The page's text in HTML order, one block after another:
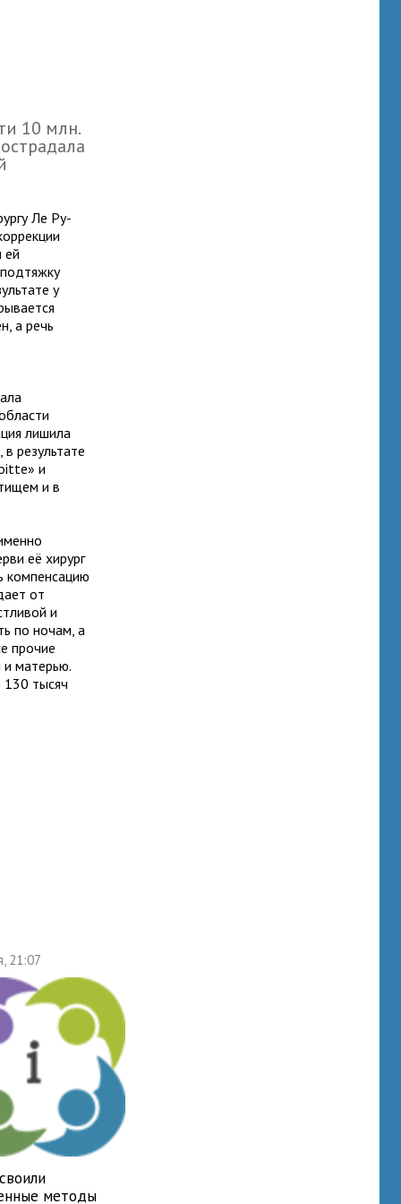
10 млн.
Ле Ру-
ей
у
а речь
лишила
результате
и
и в
её хирург
компенсацию
от
и
по ночам, а
прочие
матерью.
130 тысяч
21:07
методы